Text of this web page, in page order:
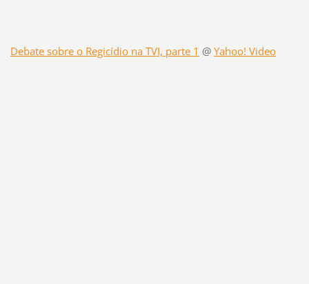
Debate sobre o Regicídio na TVI, parte 1 @ Yahoo! Video